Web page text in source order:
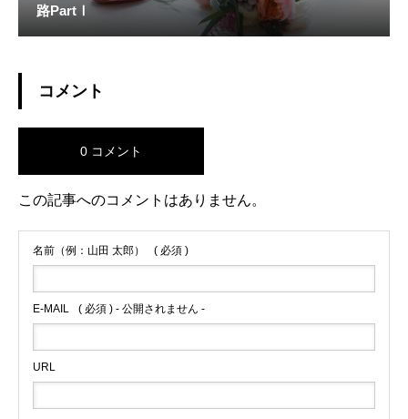
路PartⅠ
コメント
0 コメント
この記事へのコメントはありません。
名前（例：山田 太郎） ( 必須 )
E-MAIL ( 必須 ) - 公開されません -
URL